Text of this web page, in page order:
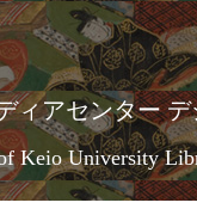
ィアセンター
Keio University